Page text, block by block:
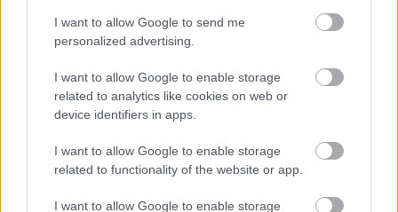
I want to allow Google to send me
personalized advertising.
I want to allow Google to enable storage
related to analytics like cookies on web or
device identifiers in apps.
I want to allow Google to enable storage
related to functionality of the website or app.
I want to allow Google to enable storage
X-Faktor - 13. évad, 2. adás (Válogató)